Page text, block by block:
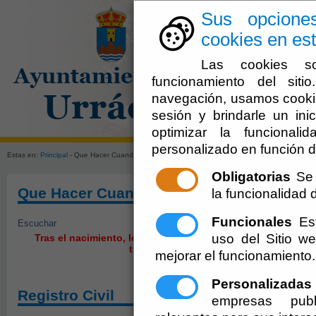
Sus
cookies en
Las cookies
funcionamiento del
navegación, usamos
sesión y brindarle un
optimizar la
personalizado en función
Obligatorias
la funcionalidad
Funcionales
uso del Sitio
mejorar el funcionamiento.
Personalizadas
empresas
El
Estas en: Principal - Que Hacer Cuando. Nace una Persona
Que Hacer Cuando. Nace una Persona
Escuchar
Tras el nacimiento, los padres deben cumplimentar una
trámites administrativos:
Registro Civil